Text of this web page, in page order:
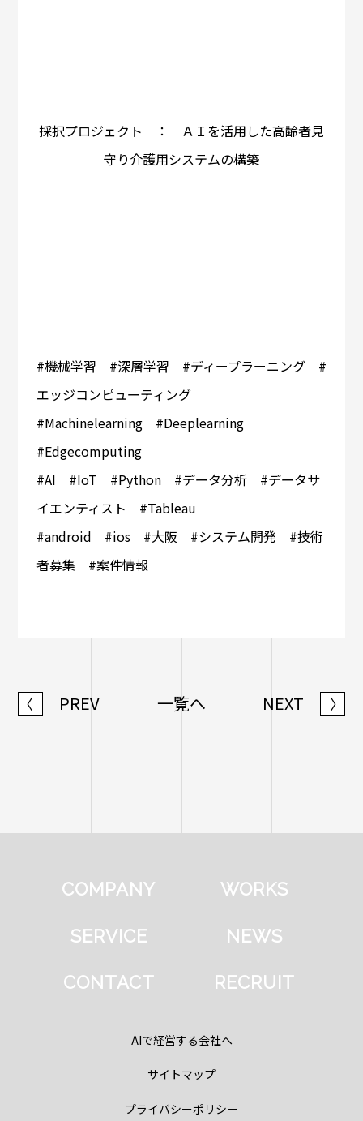
採択プロジェクト ： ＡＩを活用した高齢者見
守り介護用システムの構築
#機械学習 #深層学習 #ディープラーニング #
エッジコンピューティング
#Machinelearning #Deeplearning
#Edgecomputing
#AI #IoT #Python #データ分析 #データサ
イエンティスト #Tableau
#android #ios #大阪 #システム開発 #技術
者募集 #案件情報
〈 PREV 一覧へ NEXT 〉
COMPANY WORKS
SERVICE NEWS
CONTACT RECRUIT
AIで経営する会社へ
サイトマップ
プライバシーポリシー